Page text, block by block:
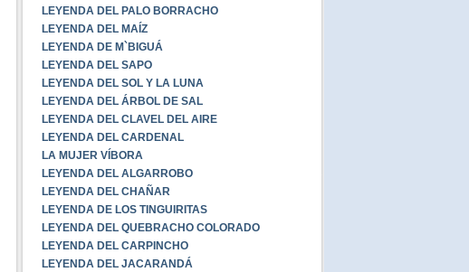
LEYENDA DEL PALO BORRACHO
LEYENDA DEL MAÍZ
LEYENDA DE M`BIGUÁ
LEYENDA DEL SAPO
LEYENDA DEL SOL Y LA LUNA
LEYENDA DEL ÁRBOL DE SAL
LEYENDA DEL CLAVEL DEL AIRE
LEYENDA DEL CARDENAL
LA MUJER VÍBORA
LEYENDA DEL ALGARROBO
LEYENDA DEL CHAÑAR
LEYENDA DE LOS TINGUIRITAS
LEYENDA DEL QUEBRACHO COLORADO
LEYENDA DEL CARPINCHO
LEYENDA DEL JACARANDÁ